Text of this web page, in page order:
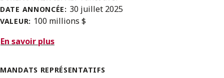
DATE ANNONCÉE: 30 juillet 2025
VALEUR: 100 millions $
En savoir plus
MANDATS REPRÉSENTATIFS